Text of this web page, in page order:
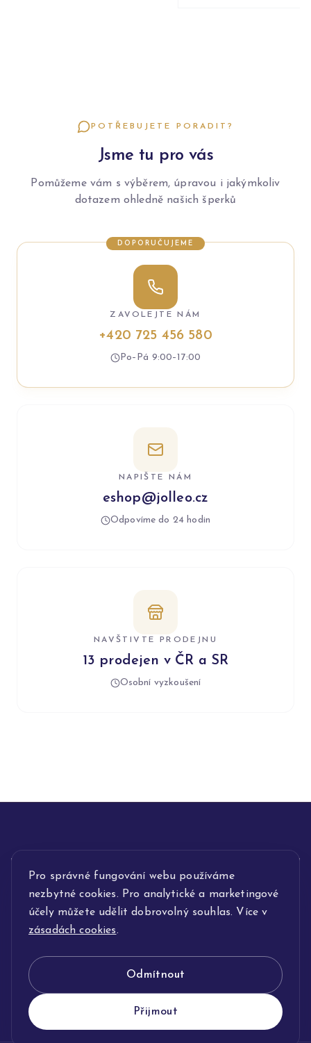
Pro správné fungování webu používáme
nezbytné cookies. Pro analytické a marketingové
účely můžete udělit dobrovolný souhlas. Více v
zásadách cookies.
Odmítnout
Přijmout
POTŘEBUJETE PORADIT?
Jsme tu pro vás
Pomůžeme vám s výběrem, úpravou i jakýmkoliv
dotazem ohledně našich šperků
DOPORUČUJEME
ZAVOLEJTE NÁM
+420 725 456 580
Po–Pá 9:00–17:00
NAPIŠTE NÁM
eshop@jolleo.cz
Odpovíme do 24 hodin
NAVŠTIVTE PRODEJNU
13 prodejen v ČR a SR
Osobní vyzkoušení
INFORMACE
POPIS SLUŽEB
KLENOTNICTVÍ JOLLEO